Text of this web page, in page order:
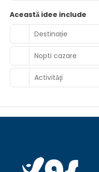
Această idee include
Destinație
Nopti cazare
Activităţi